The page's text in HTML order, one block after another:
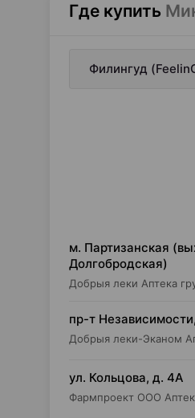
Где купить
Филингуд
м. Партизанская
Долгобродская)
пр-т
ул. Кольцова, д. 4А